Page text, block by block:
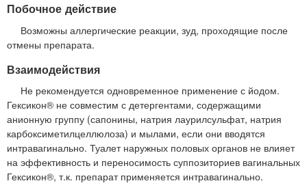
Побочное действие
Возможны аллергические реакции, зуд, проходящие после
отмены препарата.
Взаимодействия
Не рекомендуется одновременное применение с йодом.
Гексикон® не совместим с детергентами, содержащими
анионную группу (сапонины, натрия лаурилсульфат, натрия
карбоксиметилцеллюлоза) и мылами, если они вводятся
интравагинально. Туалет наружных половых органов не влияет
на эффективность и переносимость суппозиториев вагинальных
Гексикон®, т.к. препарат применяется интравагинально.